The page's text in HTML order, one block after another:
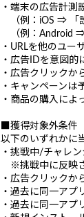
・端末の広告計測
（例：iOS ⇒ 「
（例：Android ⇒
・URLを他のユー
・広告IDを意図的
・広告クリックか
・キャンペーンは
・商品の購入によ
■獲得対象外条件
以下のいずれかに
・挑戦中/チャレ
※挑戦中に反映さ
・広告クリックか
・過去に同一アプ
・過去に同一アプ